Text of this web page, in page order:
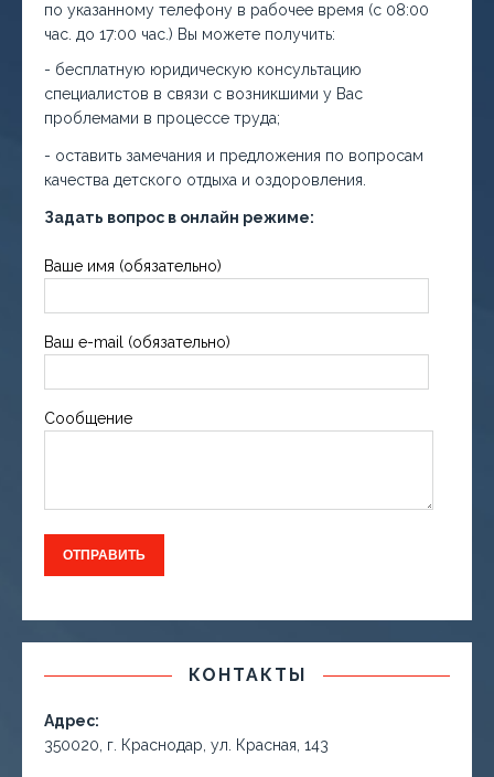
по указанному телефону в рабочее время (с 08:00
час. до 17:00 час.) Вы можете получить:
- бесплатную юридическую консультацию
специалистов в связи с возникшими у Вас
проблемами в процессе труда;
- оставить замечания и предложения по вопросам
качества детского отдыха и оздоровления.
Задать вопрос в онлайн режиме:
Ваше имя (обязательно)
Ваш e-mail (обязательно)
Сообщение
КОНТАКТЫ
Адрес:
350020, г. Краснодар, ул. Красная, 143